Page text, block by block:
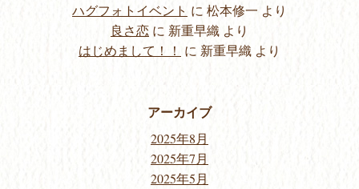
ハグフォトイベント に 松本修一 より
良さ恋 に 新重早織 より
はじめまして！！ に 新重早織 より
アーカイブ
2025年8月
2025年7月
2025年5月